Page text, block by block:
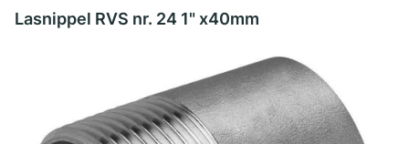
Lasnippel RVS nr. 24 1" x40mm